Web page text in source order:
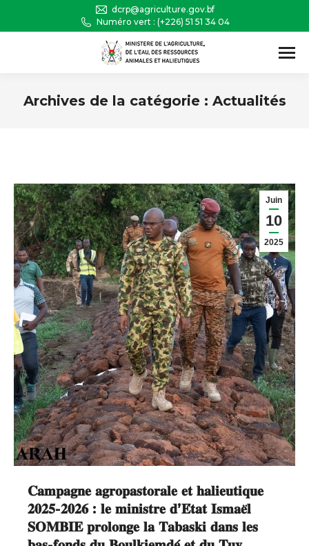
dcrp@agriculture.gov.bf
Numéro vert : (+226) 51 51 34 04
Archives de la catégorie : Actualités
Juin
10
2025
𝐂𝐚𝐦𝐩𝐚𝐠𝐧𝐞 𝐚𝐠𝐫𝐨𝐩𝐚𝐬𝐭𝐨𝐫𝐚𝐥𝐞 𝐞𝐭 𝐡𝐚𝐥𝐢𝐞𝐮𝐭𝐢𝐪𝐮𝐞
𝟐𝟎𝟐𝟓-𝟐𝟎𝟐𝟔 : 𝐥𝐞 𝐦𝐢𝐧𝐢𝐬𝐭𝐫𝐞 𝐝’𝐄́𝐭𝐚𝐭 𝐈𝐬𝐦𝐚𝐞̈𝐥
𝐒𝐎𝐌𝐁𝐈𝐄 𝐩𝐫𝐨𝐥𝐨𝐧𝐠𝐞 𝐥𝐚 𝐓𝐚𝐛𝐚𝐬𝐤𝐢 𝐝𝐚𝐧𝐬 𝐥𝐞𝐬